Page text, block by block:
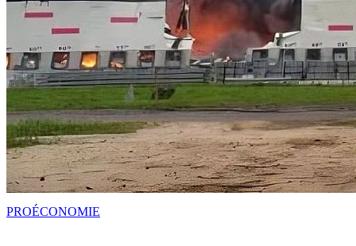
PROÉCONOMIE